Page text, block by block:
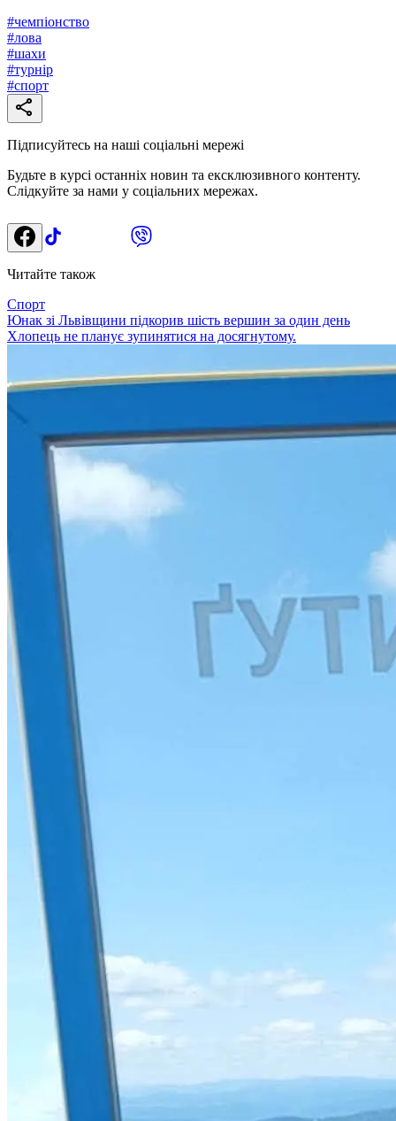
#чемпіонство
#лова
#шахи
#турнір
#спорт
Підписуйтесь на наші соціальні мережі
Будьте в курсі останніх новин та ексклюзивного контенту.
Слідкуйте за нами у соціальних мережах.
Читайте також
Спорт
Юнак зі Львівщини підкорив шість вершин за один день
Хлопець не планує зупинятися на досягнутому.